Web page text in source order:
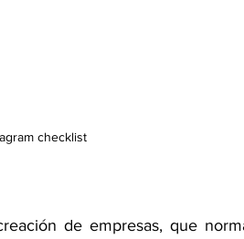
checklist
de empresas, que